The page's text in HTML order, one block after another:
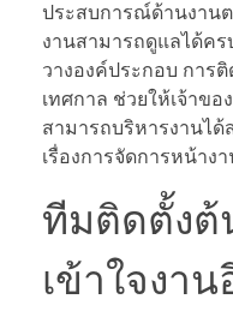
ประสบการณ์ด้านงาน
งานสามารถดูแลได้ค
วางองค์ประกอบ การ
เทศกาล ช่วยให้เจ้าข
สามารถบริหารงานไ
เรื่องการจัดการหน้าง
ทีมติดตั้ง
เข้าใจงา